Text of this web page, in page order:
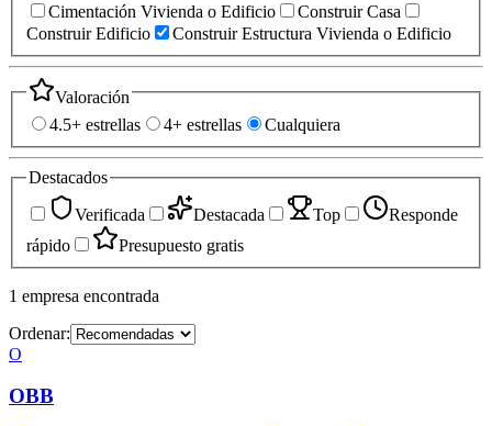
Cimentación Vivienda o Edificio
Construir Casa
Construir Edificio
Construir Estructura Vivienda o Edificio
Valoración
4.5+ estrellas
4+ estrellas Cualquiera
Destacados
Verificada
Destacada Top
Responde
rápido
Presupuesto gratis
1 empresa encontrada
Ordenar:
O
OBB